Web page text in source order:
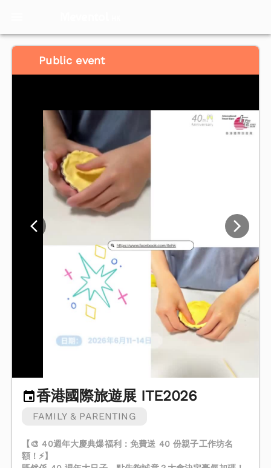
Public event
香港國際旅遊展 ITE2026
FAMILY & PARENTING
【🎨 40週年大慶典爆福利：免費送 40 份親子工作坊名
額！⚡】